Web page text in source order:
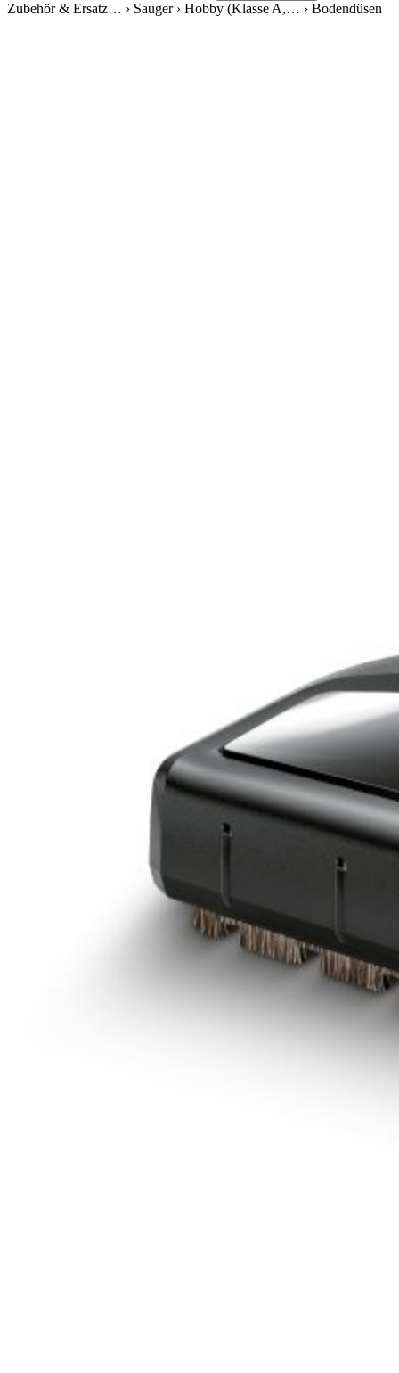
Zubehör & Ersatz… › Sauger› Hobby (Klasse A,… › Bodendüsen